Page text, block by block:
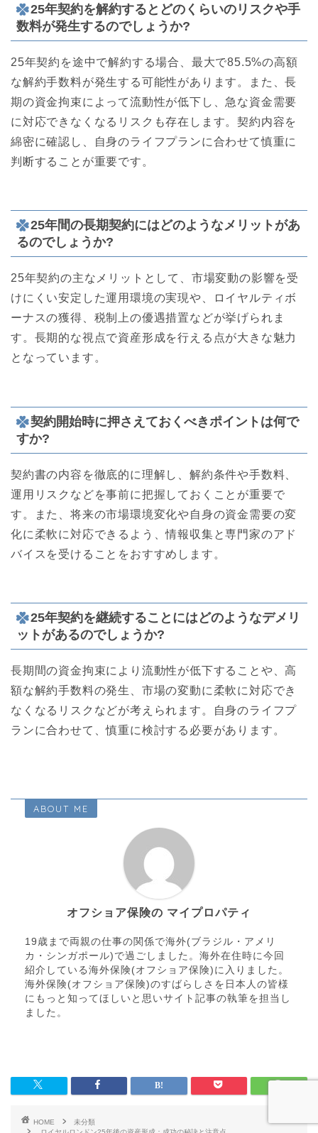
25年契約を解約するとどのくらいのリスクや手
数料が発生するのでしょうか?
25年契約を途中で解約する場合、最大で85.5%の高額
な解約手数料が発生する可能性があります。また、長
期の資金拘束によって流動性が低下し、急な資金需要
に対応できなくなるリスクも存在します。契約内容を
綿密に確認し、自身のライフプランに合わせて慎重に
判断することが重要です。
25年間の長期契約にはどのようなメリットがあ
るのでしょうか?
25年契約の主なメリットとして、市場変動の影響を受
けにくい安定した運用環境の実現や、ロイヤルティボ
ーナスの獲得、税制上の優遇措置などが挙げられま
す。長期的な視点で資産形成を行える点が大きな魅力
となっています。
契約開始時に押さえておくべきポイントは何で
すか?
契約書の内容を徹底的に理解し、解約条件や手数料、
運用リスクなどを事前に把握しておくことが重要で
す。また、将来の市場環境変化や自身の資金需要の変
化に柔軟に対応できるよう、情報収集と専門家のアド
バイスを受けることをおすすめします。
25年契約を継続することにはどのようなデメリ
ットがあるのでしょうか?
長期間の資金拘束により流動性が低下することや、高
額な解約手数料の発生、市場の変動に柔軟に対応でき
なくなるリスクなどが考えられます。自身のライフプ
ランに合わせて、慎重に検討する必要があります。
ABOUT ME
オフショア保険の マイプロパティ
19歳まで両親の仕事の関係で海外(ブラジル・アメリ
カ・シンガポール)で過ごしました。海外在住時に今回
紹介している海外保険(オフショア保険)に入りました。
海外保険(オフショア保険)のすばらしさを日本人の皆様
にもっと知ってほしいと思いサイト記事の執筆を担当し
ました。
HOME
未分類